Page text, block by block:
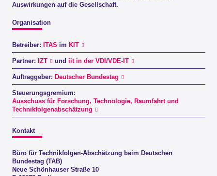
Auswirkungen auf die Gesellschaft.
Organisation
Betreiber: ITAS im KIT
Partner: IZT und iit in der VDI/VDE-IT
Auftraggeber: Deutscher Bundestag
Steuerungsgremium:
Ausschuss für Forschung, Technologie, Raumfahrt und
Technikfolgenabschätzung
Kontakt
Büro für Technikfolgen-Abschätzung beim Deutschen
Bundestag (TAB)
Neue Schönhauser Straße 10